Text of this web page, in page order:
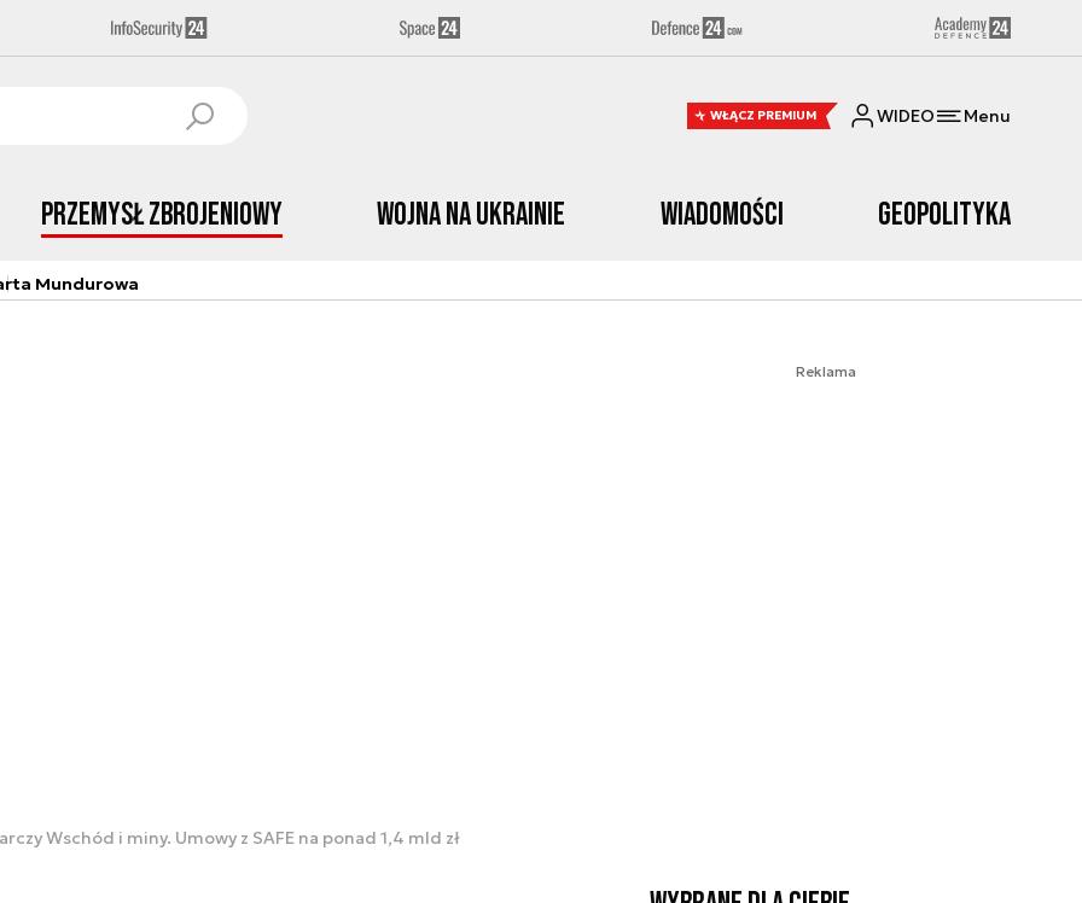
WŁĄCZ PREMIUM WIDEO Menu
Przemysł Zbrojeniowy Wojna na Ukrainie Wiadomości Geopolityka
Mundurowa
Reklama
Wschód i miny. Umowy z SAFE na ponad 1,4 mld zł